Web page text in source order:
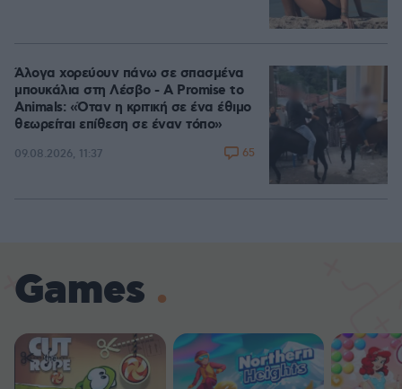
Άλογα χορεύουν πάνω σε σπασμένα
μπουκάλια στη Λέσβο - A Promise to
Animals: «Όταν η κριτική σε ένα έθιμο
θεωρείται επίθεση σε έναν τόπο»
09.08.2026, 11:37 65
Games